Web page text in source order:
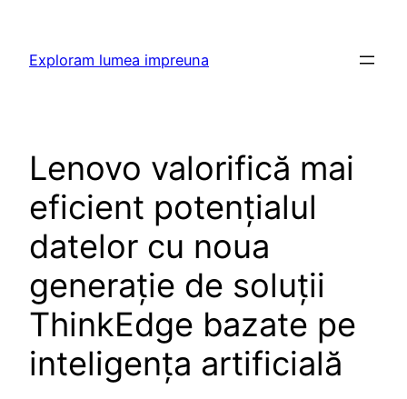
content
Exploram lumea impreuna
Lenovo valorifică mai
eficient potențialul
datelor cu noua
generație de soluții
ThinkEdge bazate pe
inteligența artificială